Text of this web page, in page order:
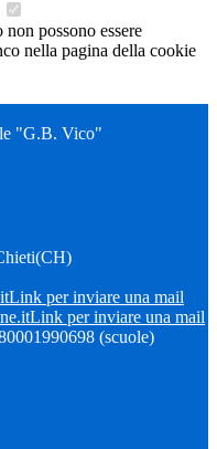
possono essere
nella pagina della cookie
"G.B. Vico"
Link per inviare una mail
Link per inviare una mail
(scuole)